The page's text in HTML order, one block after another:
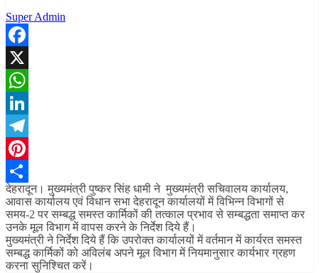
Super Admin
Facebook
X
WhatsApp
LinkedIn
Telegram
Pinterest
Share
देहरादून। मुख्यमंत्री पुष्कर सिंह धामी ने मुख्यमंत्री सचिवालय कार्यालय,
आवास कार्यालय एवं विधान सभा देहरादून कार्यालयों में विभिन्न विभागों से
समय-2 पर सम्बद्ध समस्त कार्मिकों की तत्काल प्रभाव से सम्बद्धता समाप्त कर
उनके मूल विभाग में वापस करने के निर्देश दिये हैं।
मुख्यमंत्री ने निर्देश दिये हैं कि उपरोक्त कार्यालयों में वर्तमान में कार्यरत समस्त
सम्बद्ध कार्मिकों को अविलंब अपने मूल विभाग में नियमानुसार कार्यभार ग्रहण
करना सुनिश्चित करें।